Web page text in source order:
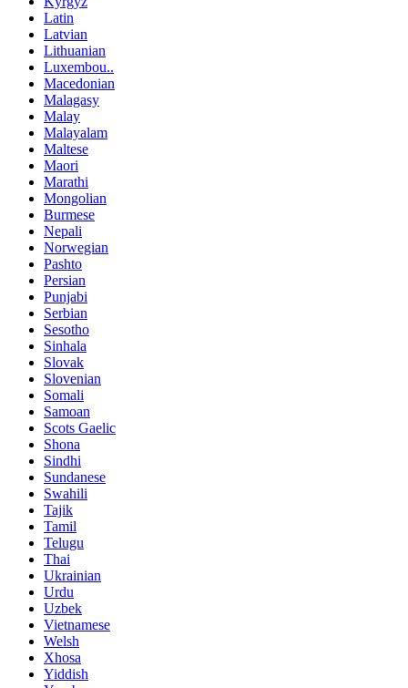
Latin
Latvian
Lithuanian
Luxembou..
Macedonian
Malagasy
Malay
Malayalam
Maltese
Maori
Marathi
Mongolian
Burmese
Nepali
Norwegian
Pashto
Persian
Punjabi
Serbian
Sesotho
Sinhala
Slovak
Slovenian
Somali
Samoan
Scots Gaelic
Shona
Sindhi
Sundanese
Swahili
Tajik
Tamil
Telugu
Thai
Ukrainian
Urdu
Uzbek
Vietnamese
Welsh
Xhosa
Yiddish